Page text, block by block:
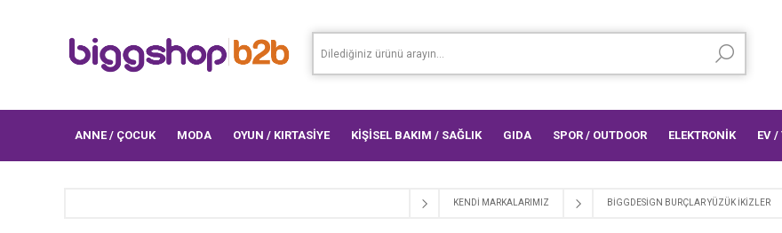
ANNE / ÇOCUK MODA OYUN / KIRTASİYE KİŞİSEL BAKIM / SAĞLIK GIDA SPOR / OUTDOOR ELEKTRONİK EV /
KENDI MARKALARIMIZ BIGGDESIGN BURÇLAR YÜZÜK İKIZLER